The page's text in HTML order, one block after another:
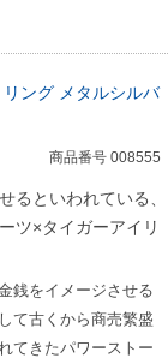
ング メタルシルバ
商品番号 008555
るといわれている、
ツ×タイガーアイリ
銭をイメージさせる
て古くから商売繁盛
てきたパワーストー